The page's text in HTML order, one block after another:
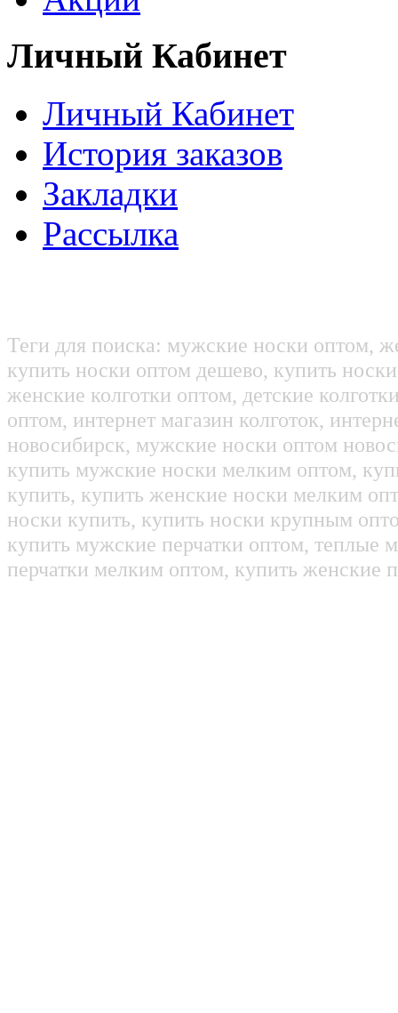
Личный Кабинет
Личный Кабинет
История заказов
Закладки
Рассылка
Теги для поиска: мужские носки оптом,
купить носки оптом дешево, купить
женские колготки оптом, детские
оптом, интернет магазин колготок,
новосибирск, мужские носки оптом
купить мужские носки мелким оптом,
купить, купить женские носки мелким
носки купить, купить носки крупным
купить мужские перчатки оптом, теплые
перчатки мелким оптом, купить женские